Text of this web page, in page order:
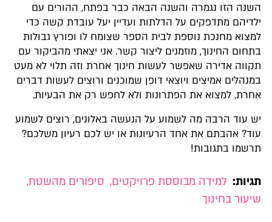
השנה הזו נגמרה והשנה הבאה כבר בפתח, ההורים עם
ילדיהם מתדפקים על הדלתות ועדיין יעל עובדת קשה כדי
למצוא מחנכת נוספת לבית הספר שצומח לו ופורץ גבולות
בתחום החינוך, מוזמנים ליצור קשר. אני יצאתי מהביקור עם
תקווה אדירה שאפשר לעשות חינוך אחרת וזה תלוי לא מעט
במנהלים אמיצים ויוצאי דופן שמוכנים ורוצים לעשות דברים
אחרת, למצוא את הפתרונות ולא לחפש רק את הבעיות.
יש עוד הרבה מה לשמוע על הנעשה באלונים, רוצים לשמוע
עוד? אהבתם את אחד הרעיונות או יש לכם רעיון משלכם?
תרשמו בתגובות!
תגיות: למידה מבוססת פרויקטים, סיפורים מהשטח,
שיעור בחינוך